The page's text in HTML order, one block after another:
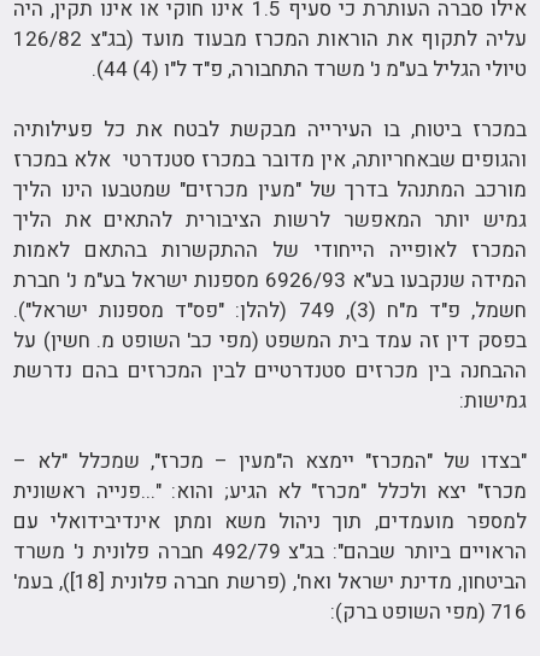
אילו סברה העותרת כי סעיף 1.5 אינו חוקי או אינו תקין, היה
עליה לתקוף את הוראות המכרז מבעוד מועד (בג"צ 126/82
טיולי הגליל בע"מ נ' משרד התחבורה, פ"ד ל"ו (4) 44).
במכרז ביטוח, בו העירייה מבקשת לבטח את כל פעילותיה
והגופים שבאחריותה, אין מדובר במכרז סטנדרטי אלא במכרז
מורכב המתנהל בדרך של "מעין מכרזים" שמטבעו הינו הליך
גמיש יותר המאפשר לרשות הציבורית להתאים את הליך
המכרז לאופייה הייחודי של ההתקשרות בהתאם לאמות
המידה שנקבעו בע"א 6926/93 מספנות ישראל בע"מ נ' חברת
חשמל, פ"ד מ"ח (3), 749 (להלן: "פס"ד מספנות ישראל").
בפסק דין זה עמד בית המשפט (מפי כב' השופט מ. חשין) על
ההבחנה בין מכרזים סטנדרטיים לבין המכרזים בהם נדרשת
גמישות:
"בצדו של "המכרז" יימצא ה"מעין – מכרז", שמכלל "לא –
מכרז" יצא ולכלל "מכרז" לא הגיע; והוא: "...פנייה ראשונית
למספר מועמדים, תוך ניהול משא ומתן אינדיבידואלי עם
הראויים ביותר שבהם": בג"צ 492/79 חברה פלונית נ' משרד
הביטחון, מדינת ישראל ואח', (פרשת חברה פלונית [18]), בעמ'
716 (מפי השופט ברק):